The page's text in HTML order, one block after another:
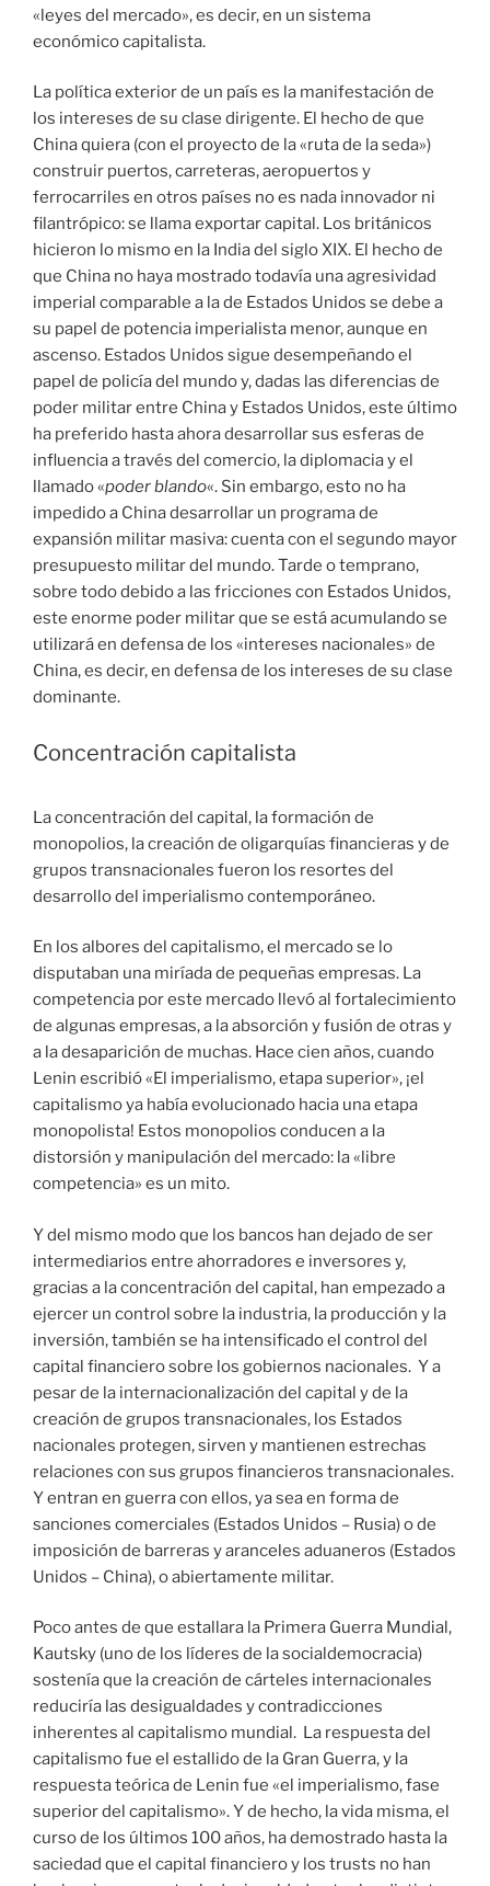
«leyes del mercado», es decir, en un sistema
económico capitalista.
La política exterior de un país es la manifestación de
los intereses de su clase dirigente. El hecho de que
China quiera (con el proyecto de la «ruta de la seda»)
construir puertos, carreteras, aeropuertos y
ferrocarriles en otros países no es nada innovador ni
filantrópico: se llama exportar capital. Los británicos
hicieron lo mismo en la India del siglo XIX. El hecho de
que China no haya mostrado todavía una agresividad
imperial comparable a la de Estados Unidos se debe a
su papel de potencia imperialista menor, aunque en
ascenso. Estados Unidos sigue desempeñando el
papel de policía del mundo y, dadas las diferencias de
poder militar entre China y Estados Unidos, este último
ha preferido hasta ahora desarrollar sus esferas de
influencia a través del comercio, la diplomacia y el
llamado «poder blando«. Sin embargo, esto no ha
impedido a China desarrollar un programa de
expansión militar masiva: cuenta con el segundo mayor
presupuesto militar del mundo. Tarde o temprano,
sobre todo debido a las fricciones con Estados Unidos,
este enorme poder militar que se está acumulando se
utilizará en defensa de los «intereses nacionales» de
China, es decir, en defensa de los intereses de su clase
dominante.
Concentración capitalista
La concentración del capital, la formación de
monopolios, la creación de oligarquías financieras y de
grupos transnacionales fueron los resortes del
desarrollo del imperialismo contemporáneo.
En los albores del capitalismo, el mercado se lo
disputaban una miríada de pequeñas empresas. La
competencia por este mercado llevó al fortalecimiento
de algunas empresas, a la absorción y fusión de otras y
a la desaparición de muchas. Hace cien años, cuando
Lenin escribió «El imperialismo, etapa superior», ¡el
capitalismo ya había evolucionado hacia una etapa
monopolista! Estos monopolios conducen a la
distorsión y manipulación del mercado: la «libre
competencia» es un mito.
Y del mismo modo que los bancos han dejado de ser
intermediarios entre ahorradores e inversores y,
gracias a la concentración del capital, han empezado a
ejercer un control sobre la industria, la producción y la
inversión, también se ha intensificado el control del
capital financiero sobre los gobiernos nacionales. Y a
pesar de la internacionalización del capital y de la
creación de grupos transnacionales, los Estados
nacionales protegen, sirven y mantienen estrechas
relaciones con sus grupos financieros transnacionales.
Y entran en guerra con ellos, ya sea en forma de
sanciones comerciales (Estados Unidos – Rusia) o de
imposición de barreras y aranceles aduaneros (Estados
Unidos – China), o abiertamente militar.
Poco antes de que estallara la Primera Guerra Mundial,
Kautsky (uno de los líderes de la socialdemocracia)
sostenía que la creación de cárteles internacionales
reduciría las desigualdades y contradicciones
inherentes al capitalismo mundial. La respuesta del
capitalismo fue el estallido de la Gran Guerra, y la
respuesta teórica de Lenin fue «el imperialismo, fase
superior del capitalismo». Y de hecho, la vida misma, el
curso de los últimos 100 años, ha demostrado hasta la
saciedad que el capital financiero y los trusts no han